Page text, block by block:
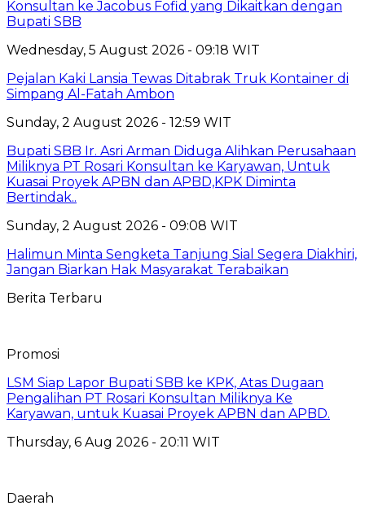
Konsultan ke Jacobus Fofid yang Dikaitkan dengan
Bupati SBB
Wednesday, 5 August 2026 - 09:18 WIT
Pejalan Kaki Lansia Tewas Ditabrak Truk Kontainer di
Simpang Al-Fatah Ambon
Sunday, 2 August 2026 - 12:59 WIT
Bupati SBB Ir. Asri Arman Diduga Alihkan Perusahaan
Miliknya PT Rosari Konsultan ke Karyawan, Untuk
Kuasai Proyek APBN dan APBD,KPK Diminta
Bertindak..
Sunday, 2 August 2026 - 09:08 WIT
Halimun Minta Sengketa Tanjung Sial Segera Diakhiri,
Jangan Biarkan Hak Masyarakat Terabaikan
Berita Terbaru
Promosi
LSM Siap Lapor Bupati SBB ke KPK, Atas Dugaan
Pengalihan PT Rosari Konsultan Miliknya Ke
Karyawan, untuk Kuasai Proyek APBN dan APBD.
Thursday, 6 Aug 2026 - 20:11 WIT
Daerah